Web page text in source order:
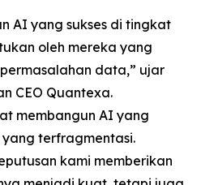
AI yang sukses di tingkat
oleh mereka yang
data,” ujar
CEO Quantexa.
membangun AI yang
terfragmentasi.
kami memberikan